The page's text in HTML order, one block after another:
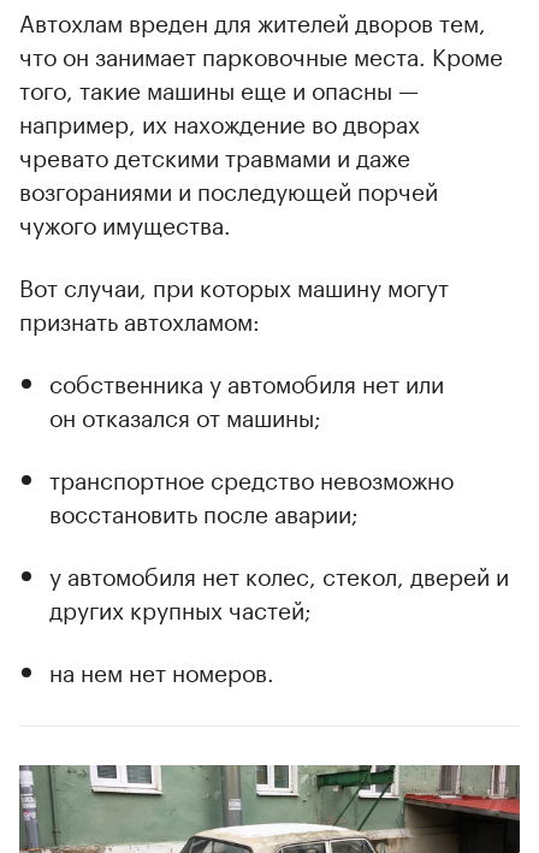
Автохлам вреден для жителей дворов тем,
что он занимает парковочные места. Кроме
того, такие машины еще и опасны —
например, их нахождение во дворах
чревато детскими травмами и даже
возгораниями и последующей порчей
чужого имущества.
Вот случаи, при которых машину могут
признать автохламом:
собственника у автомобиля нет или
он отказался от машины;
транспортное средство невозможно
восстановить после аварии;
у автомобиля нет колес, стекол, дверей и
других крупных частей;
на нем нет номеров.